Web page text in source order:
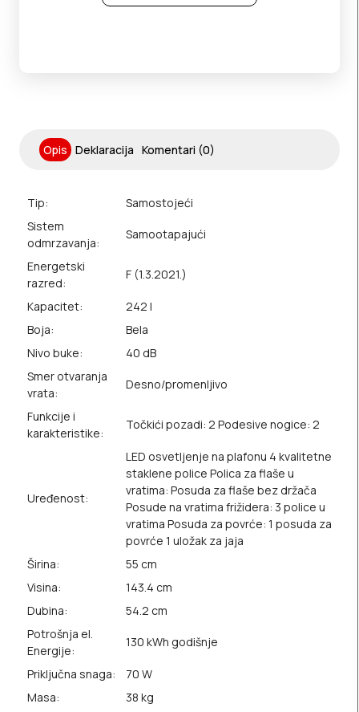
Opis Deklaracija Komentari (0)
Tip:
Samostojeći
Sistem
odmrzavanja:
Samootapajući
Energetski
razred:
F (1.3.2021.)
Kapacitet:
242 l
Boja:
Bela
Nivo buke:
40 dB
Smer otvaranja
vrata:
Desno/promenljivo
Funkcije i
karakteristike:
Točkići pozadi: 2 Podesive nogice: 2
Uređenost:
LED osvetljenje na plafonu 4 kvalitetne
staklene police Polica za flaše u
vratima: Posuda za flaše bez držača
Posude na vratima frižidera: 3 police u
vratima Posuda za povrće: 1 posuda za
povrće 1 uložak za jaja
Širina:
55 cm
Visina:
143.4 cm
Dubina:
54.2 cm
Potrošnja el.
Energije:
130 kWh godišnje
Priključna snaga:
70 W
Masa:
38 kg